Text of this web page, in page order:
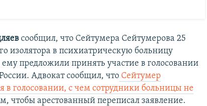
сообщил, что Сейтумера Сейтумерова 25
изолятора в психиатрическую больницу
предложили принять участие в голосовании
Адвокат сообщил, что Сейтумер
в голосовании, с чем сотрудники больницы не
чтобы арестованный переписал заявление.